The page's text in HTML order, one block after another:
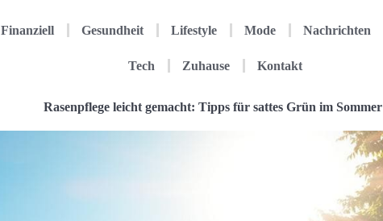
Finanziell Gesundheit Lifestyle Mode Nachrichten
Tech Zuhause Kontakt
Rasenpflege leicht gemacht: Tipps für sattes Grün im Sommer